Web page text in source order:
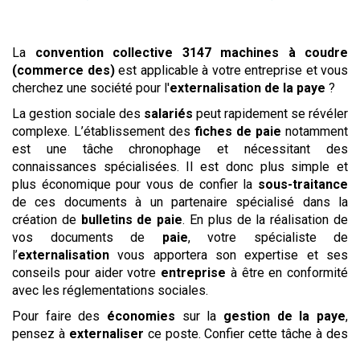
La convention collective 3147 machines à coudre
(commerce des) est applicable à votre entreprise et vous
cherchez une société pour l'externalisation de la paye ?
La gestion sociale des salariés peut rapidement se révéler
complexe. L’établissement des fiches de paie notamment
est une tâche chronophage et nécessitant des
connaissances spécialisées. Il est donc plus simple et
plus économique pour vous de confier la sous-traitance
de ces documents à un partenaire spécialisé dans la
création de bulletins de paie. En plus de la réalisation de
vos documents de paie, votre spécialiste de
l’externalisation vous apportera son expertise et ses
conseils pour aider votre entreprise à être en conformité
avec les réglementations sociales.
Pour faire des économies sur la gestion de la paye,
pensez à externaliser ce poste. Confier cette tâche à des